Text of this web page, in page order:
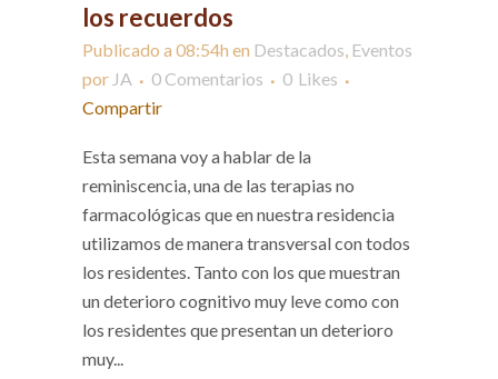
los recuerdos
Publicado a 08:54h en Destacados, Eventos
por JA 0 Comentarios 0 Likes
Compartir
Esta semana voy a hablar de la
reminiscencia, una de las terapias no
farmacológicas que en nuestra residencia
utilizamos de manera transversal con todos
los residentes. Tanto con los que muestran
un deterioro cognitivo muy leve como con
los residentes que presentan un deterioro
muy...